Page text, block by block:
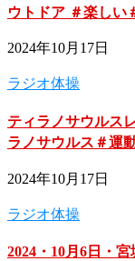
ウトドア ＃楽しい
2024年10月17日
ラジオ体操
ティラノサウルス
ラノサウルス＃運
2024年10月17日
ラジオ体操
2024・10月6日・